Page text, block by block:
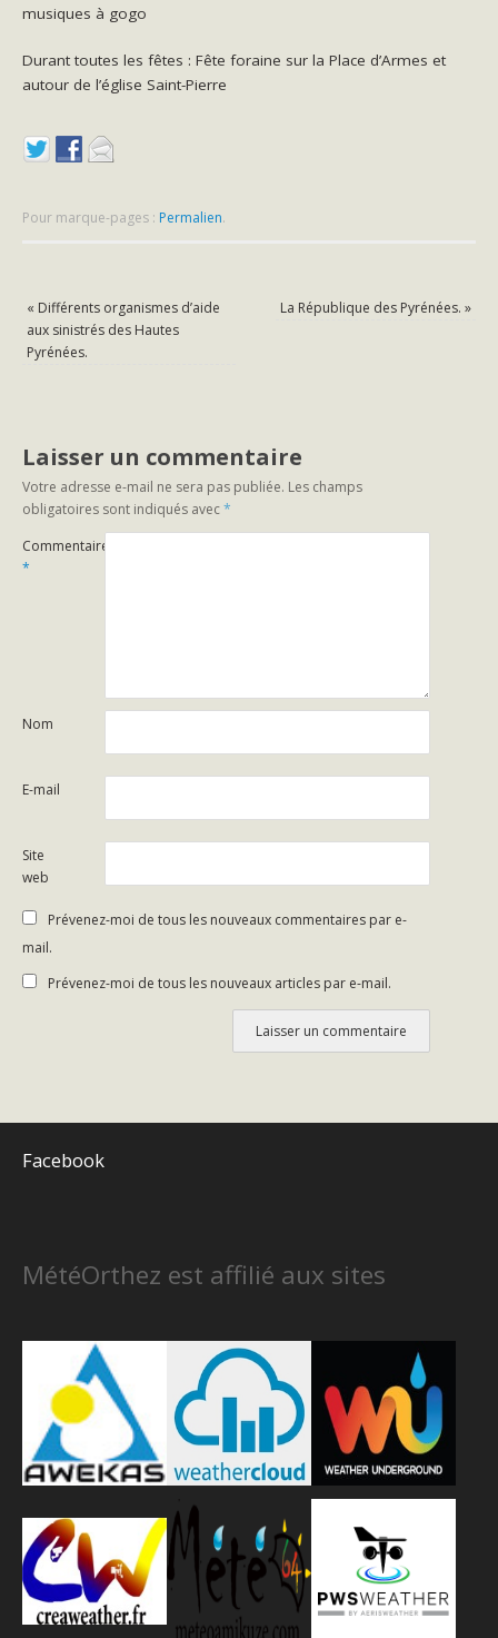
musiques à gogo
Durant toutes les fêtes : Fête foraine sur la Place d’Armes et
autour de l’église Saint-Pierre
Pour marque-pages : Permalien.
« Différents organismes d’aide
aux sinistrés des Hautes
Pyrénées.
La République des Pyrénées. »
Laisser un commentaire
Votre adresse e-mail ne sera pas publiée. Les champs
obligatoires sont indiqués avec*
Commentaire
*
Nom
E-mail
Site
web
Prévenez-moi de tous les nouveaux commentaires par e-
mail.
Prévenez-moi de tous les nouveaux articles par e-mail.
Facebook
MétéOrthez est affilié aux sites